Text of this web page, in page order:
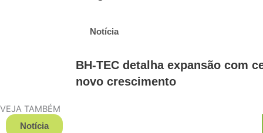
Notícia
BH-TEC detalha expansão com
novo crescimento
VEJA TAMBÉM
Notícia